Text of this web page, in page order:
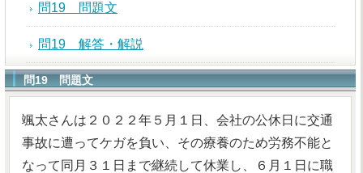
問19 問題文
問19 解答・解説
問19 問題文
颯太さんは２０２２年５月１日、会社の公休日に交通
事故に遭ってケガを負い、その療養のため労務不能と
なって同月３１日まで継続して休業し、６月１日に職